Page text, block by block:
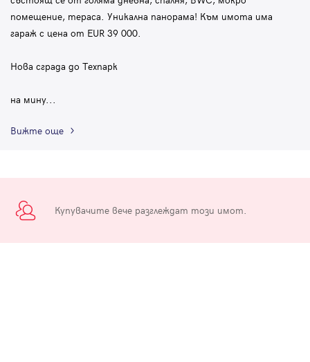
помещение, тераса. Уникална панорама! Към имота има
гараж с цена от EUR 39 000.
Нова сграда до Техпарк
на мину...
Вижте още
Купувачите вече разглеждат този имот.